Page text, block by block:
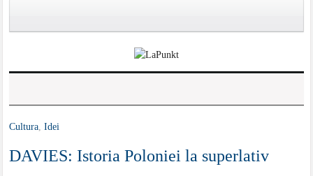
Cultura,Idei
DAVIES: Istoria Poloniei la superlativ